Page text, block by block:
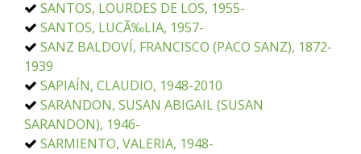
SANTOS, LOURDES DE LOS, 1955-
SANTOS, LUCÃ‰LIA, 1957-
SANZ BALDOVÍ, FRANCISCO (PACO SANZ), 1872-
1939
SAPIAÍN, CLAUDIO, 1948-2010
SARANDON, SUSAN ABIGAIL (SUSAN
SARANDON), 1946-
SARMIENTO, VALERIA, 1948-